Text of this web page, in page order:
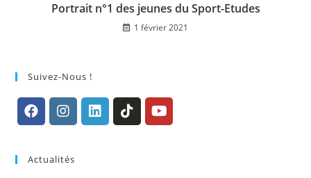
Portrait n°1 des jeunes du Sport-Etudes
1 février 2021
Suivez-Nous !
un
Actualités